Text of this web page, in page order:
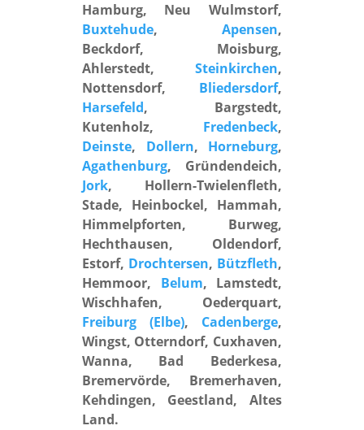
Hamburg, Neu Wulmstorf,
Buxtehude,Apensen,
Beckdorf, Moisburg,
Ahlerstedt,Steinkirchen,
Nottensdorf, Bliedersdorf,
Harsefeld, Bargstedt,
Kutenholz, Fredenbeck,
Deinste, Dollern, Horneburg,
Agathenburg, Gründendeich,
Jork, Hollern-Twielenfleth,
Stade, Heinbockel, Hammah,
Himmelpforten, Burweg,
Hechthausen, Oldendorf,
Estorf, Drochtersen, Bützfleth,
Hemmoor, Belum, Lamstedt,
Wischhafen, Oederquart,
Freiburg (Elbe), Cadenberge,
Wingst, Otterndorf, Cuxhaven,
Wanna, Bad Bederkesa,
Bremervörde, Bremerhaven,
Kehdingen, Geestland, Altes
Land.